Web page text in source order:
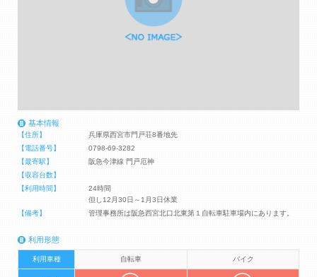
基本情報
【住所】
兵庫県西宮市門戸荘8番地先
【電話番号】
0798-69-3282
【最寄駅】
阪急今津線 門戸厄神
【収容台数】
【利用時間】
24時間
但し12月30日～1月3日休業
【備考】
管理事務所は阪急西宮北口北東第１自転車駐車場内にあります。
利用形態
利用車種 自転車 バイク